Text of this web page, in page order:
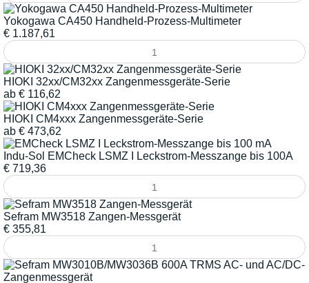
Yokogawa CA450 Handheld-Prozess-Multimeter
€ 1.187,61
HIOKI 32xx/CM32xx Zangenmessgeräte-Serie
ab € 116,62
HIOKI CM4xxx Zangenmessgeräte-Serie
ab € 473,62
Indu-Sol EMCheck LSMZ I Leckstrom-Messzange bis 100A
€ 719,36
Sefram MW3518 Zangen-Messgerät
€ 355,81